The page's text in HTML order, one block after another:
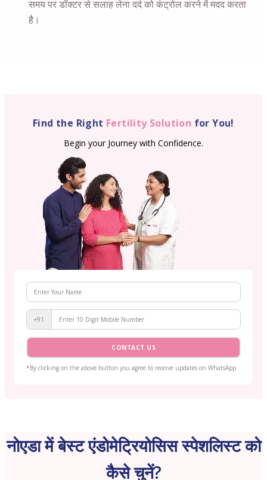
समय पर डॉक्टर से सलाह लेना दर्द को कंट्रोल करने में मदद करता
है।
Find the Right Fertility Solution for You!
Begin your Journey with Confidence.
+91
CONTACT US
*By clicking on the above button you agree to receive updates on WhatsApp
नोएडा में बेस्ट एंडोमेट्रियोसिस स्पेशलिस्ट को
कैसे चुनें?